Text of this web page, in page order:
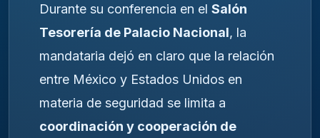
Durante su conferencia en el Salón
Tesorería de Palacio Nacional, la
mandataria dejó en claro que la relación
entre México y Estados Unidos en
materia de seguridad se limita a
coordinación y cooperación de